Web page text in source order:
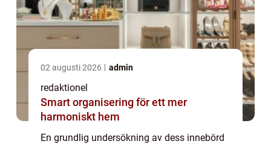
02 augusti 2026 admin
redaktionel
Smart organisering för ett mer
harmoniskt hem
En grundlig undersökning av dess innebörd